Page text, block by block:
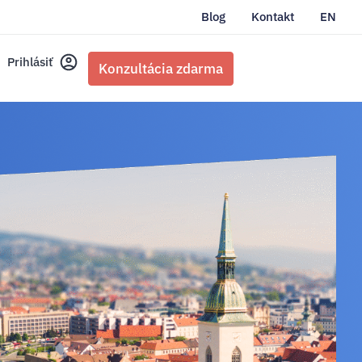
Blog Kontakt EN
Prihlásiť Konzultácia zdarma